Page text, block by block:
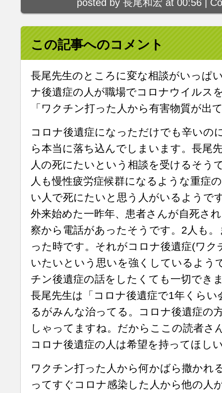
posted by 長尾和宏 at 00:56 |
この記事へのコメント
長尾先生のところに変な相談がいっぱ
ナ後遺症の人が職場でコロナウイルス
「ワクチン打った人から有害物質が出
コロナ後遺症になっただけでも辛いの
ら本当に落ち込んでしまいます。長尾
人の死にたいという相談を受けるそう
人も慢性疲労症候群になるような重症
い人で死にたいと思う人がいるようで
外来始めた一昨年、患者さんが自死さ
察から電話があったそうです。2人も
った時です。それがコロナ後遺症(ワク
いたいという思いを強くしているよう
チン後遺症の話をしたくても一切でき
長尾先生は「コロナ後遺症で1年くら
るがみんな治ってる。コロナ後遺症の
しゃってますね。だからここの読者さ
コロナ後遺症の人は希望を持ってほし
ワクチン打った人から何かばら撒かれ
ってすぐコロナ感染した人から他の人